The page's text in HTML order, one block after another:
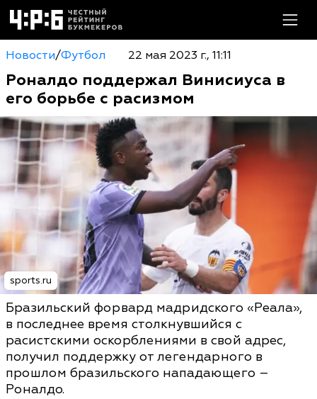
Новости/Футбол 22 мая 2023 г., 11:11
Роналдо поддержал Винисиуса в
его борьбе с расизмом
sports.ru
Бразильский форвард мадридского «Реала»,
в последнее время столкнувшийся с
расистскими оскорблениями в свой адрес,
получил поддержку от легендарного в
прошлом бразильского нападающего –
Роналдо.